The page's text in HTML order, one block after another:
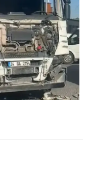
Kars
Kastamonu
Kayseri
Kırklareli
Kırşehir